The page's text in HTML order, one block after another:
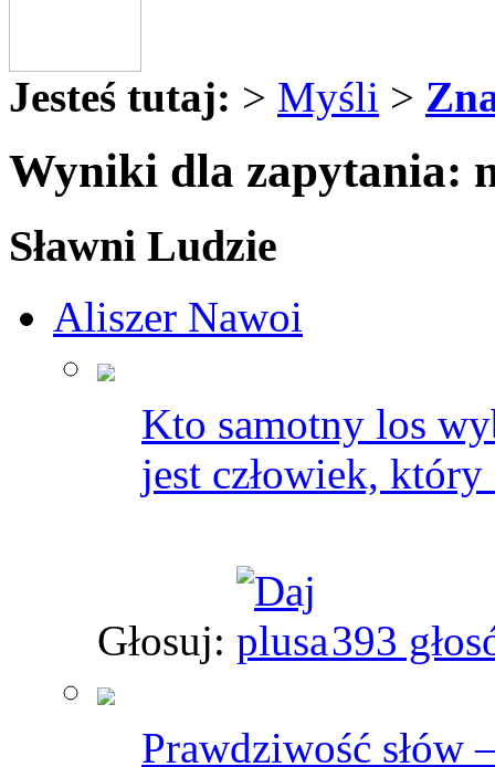
Jesteś tutaj: > Myśli >
Wyniki dla zapytania:
Sławni Ludzie
Aliszer Nawoi
Kto samotny los
jest człowiek,
Głosuj: 393
Prawdziwość